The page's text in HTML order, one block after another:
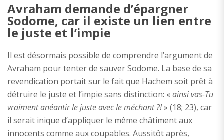
Avraham demande d’épargner
Sodome, car il existe un lien entre
le juste et l’impie
Il est désormais possible de comprendre l’argument de
Avraham pour tenter de sauver Sodome. La base de sa
revendication portait sur le fait que Hachem soit prêt à
détruire le juste et l’impie sans distinction: «ainsi vas-Tu
vraiment anéantir le juste avec le méchant ?!» (18; 23), car
il serait inique d’appliquer le même châtiment aux
innocents comme aux coupables. Aussitôt après,